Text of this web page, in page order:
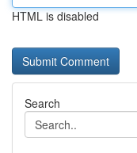
HTML is disabled
Search